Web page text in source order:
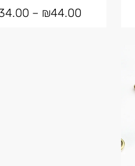
₪44.00
–